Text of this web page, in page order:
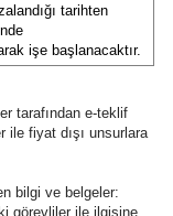
tarihten
işe başlanacaktır.
tarafından e-teklif
ile fiyat dışı unsurlara
bilgi ve belgeler:
görevliler ile ilgisine